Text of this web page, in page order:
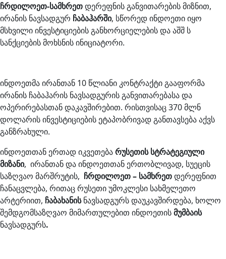
ჩრდილოეთ-სამხრეთდერეფნის განვითარების მიზნით,
ირანის ნავსადგურ ჩაბაჰარში, სწორედ ინდოეთი იყო
მსხვილი ინვესტიციების განხორციელების და აშშ ს
სანქციების მოხსნის ინიციატორი.
ინდოეთმა ირანთან 10 წლიანი კონტრაქტი გააფორმა
ირანის ჩაბაჰარის ნავსადგურის განვითარებასა და
ოპერირებასთან დაკავშირებით. რისთვისაც 370 მლნ
დოლარის ინვესტიციების ეტაპობრივად განთავსება აქვს
განზრახული.
ინდოეთთან ერთად იკვეთებარუსეთის სტრატეგიული
მიზანი, ირანთან და ინდოეთთან ერთობლივად, სუეცის
საზღვაო მარშრუტის, ჩრდილოეთ – სამხრეთდერეფნით
ჩანაცვლება, რითაც რუსეთი უმოკლესი სახმელეთო
არტერიით, ჩაბახანისნავსადგურს დაუკავშირდება, ხოლო
შემდგომსაზღვაო მიმართულებით ინდოეთისმუმბაის
ნავსადგურს.